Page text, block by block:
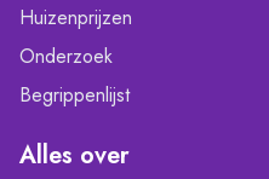
Huizenprijzen
Onderzoek
Begrippenlijst
Alles over